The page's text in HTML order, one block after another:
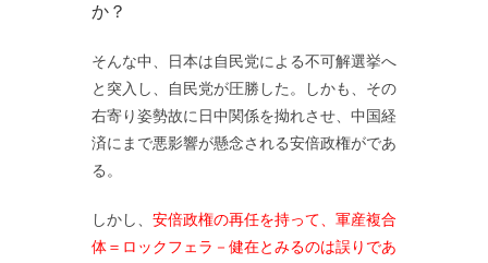
か？
そんな中、日本は自民党による不可解選挙へ
と突入し、自民党が圧勝した。しかも、その
右寄り姿勢故に日中関係を拗れさせ、中国経
済にまで悪影響が懸念される安倍政権がであ
る。
しかし、 安倍政権の再任を持って、軍産複合
体＝ロックフェラ－健在とみるのは誤りであ